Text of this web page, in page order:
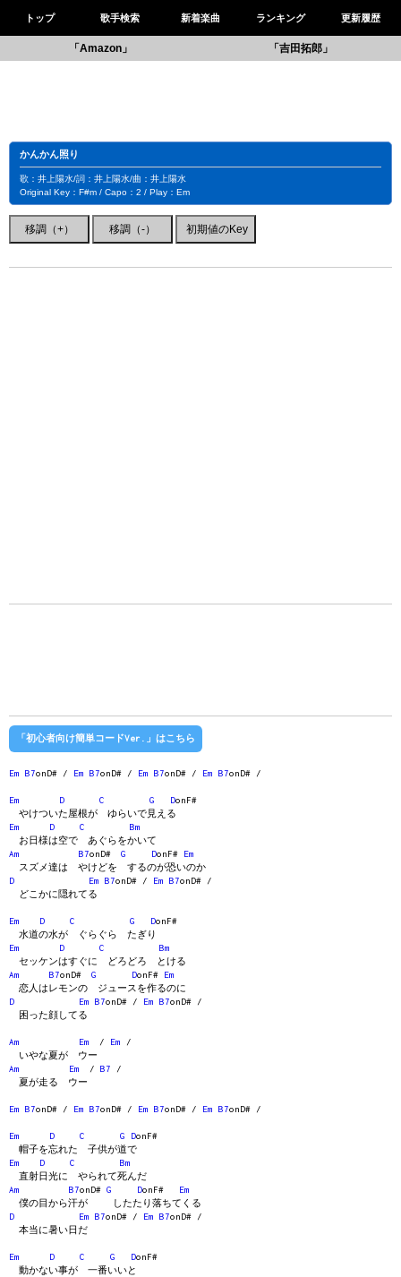
トップ 歌手検索 新着楽曲 ランキング 更新履歴
「Amazon」 「吉田拓郎」
かんかん照り
歌：井上陽水/詞：井上陽水/曲：井上陽水
Original Key：F#m / Capo：2 / Play：Em
「初心者向け簡単コードVer.」はこちら
Em B7onD# / Em B7onD# / Em B7onD# / Em B7onD# /
Em D C G DonF#
やけついた屋根が ゆらいで見える
Em
D C
Bm
お日様は空で あぐらをかいて
Am
B7onD# G DonF# Em
スズメ達は やけどを するのが恐いのか
D
Em B7onD# / Em B7onD# /
どこかに隠れてる
Em D C G DonF#
水道の水が ぐらぐら たぎり
Em
D C
Bm
セッケンはすぐに どろどろ とける
Am
B7onD# G DonF# Em
恋人はレモンの ジュースを作るのに
D
Em B7onD# / Em B7onD# /
困った顔してる
Am Em / Em /
いやな夏が ウー
Am
Em / B7 /
夏が走る ウー
Em B7onD# / Em B7onD# / Em B7onD# / Em B7onD# /
Em D C G DonF#
帽子を忘れた 子供が道で
Em
D C
Bm
直射日光に やられて死んだ
Am
B7onD# G DonF# Em
僕の目から汗が したたり落ちてくる
D
Em B7onD# / Em B7onD# /
本当に暑い日だ
Em D C G DonF#
動かない事が 一番いいと